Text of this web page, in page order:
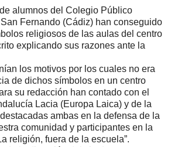
alumnos del Colegio Público
Fernando (Cádiz) han conseguido
religiosos de las aulas del centro
explicando sus razones ante la
los motivos por los cuales no era
de dichos símbolos en un centro
su redacción han contado con el
Lacia (Europa Laica) y de la
ambas en la defensa de la
comunidad y participantes en la
religión, fuera de la escuela”.